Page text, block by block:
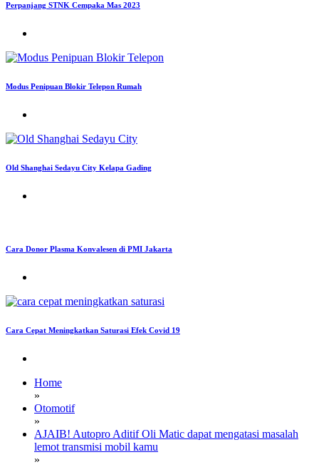
Perpanjang STNK Cempaka Mas 2023
Modus Penipuan Blokir Telepon Rumah
Old Shanghai Sedayu City Kelapa Gading
Cara Donor Plasma Konvalesen di PMI Jakarta
Cara Cepat Meningkatkan Saturasi Efek Covid 19
Home
»
Otomotif
»
AJAIB! Autopro Aditif Oli Matic dapat mengatasi masalah
lemot transmisi mobil kamu
»